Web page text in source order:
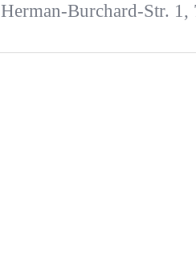
Herman-Burchard-Str.